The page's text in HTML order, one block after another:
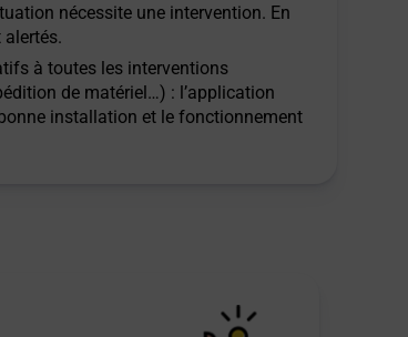
nécessite une intervention. En
alertés.
à toutes les interventions
de matériel…) : l’application
installation et le fonctionnement